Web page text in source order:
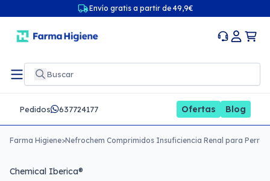
Envío gratis a partir de 49,9€
Pedidos 637724177 Ofertas Blog
Farma Higiene>Nefrochem Comprimidos Insuficiencia Renal para
Chemical Iberica®